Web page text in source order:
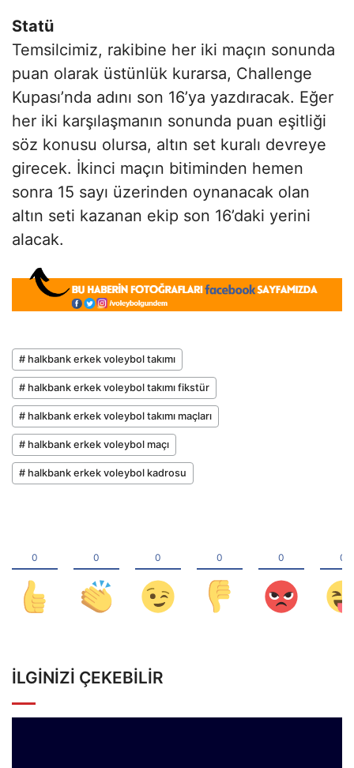
Statü
Temsilcimiz, rakibine her iki maçın sonunda
puan olarak üstünlük kurarsa, Challenge
Kupası’nda adını son 16’ya yazdıracak. Eğer
her iki karşılaşmanın sonunda puan eşitliği
söz konusu olursa, altın set kuralı devreye
girecek. İkinci maçın bitiminden hemen
sonra 15 sayı üzerinden oynanacak olan
altın seti kazanan ekip son 16’daki yerini
alacak.
# halkbank erkek voleybol takımı
# halkbank erkek voleybol takımı fikstür
# halkbank erkek voleybol takımı maçları
# halkbank erkek voleybol maçı
# halkbank erkek voleybol kadrosu
İLGINIZI ÇEKEBILIR